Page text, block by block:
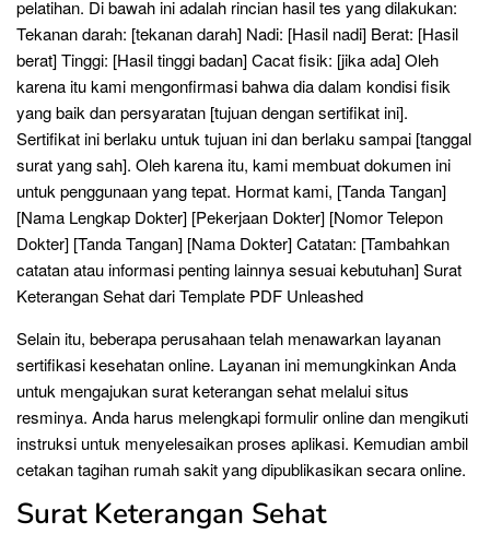
pelatihan. Di bawah ini adalah rincian hasil tes yang dilakukan:
Tekanan darah: [tekanan darah] Nadi: [Hasil nadi] Berat: [Hasil
berat] Tinggi: [Hasil tinggi badan] Cacat fisik: [jika ada] Oleh
karena itu kami mengonfirmasi bahwa dia dalam kondisi fisik
yang baik dan persyaratan [tujuan dengan sertifikat ini].
Sertifikat ini berlaku untuk tujuan ini dan berlaku sampai [tanggal
surat yang sah]. Oleh karena itu, kami membuat dokumen ini
untuk penggunaan yang tepat. Hormat kami, [Tanda Tangan]
[Nama Lengkap Dokter] [Pekerjaan Dokter] [Nomor Telepon
Dokter] [Tanda Tangan] [Nama Dokter] Catatan: [Tambahkan
catatan atau informasi penting lainnya sesuai kebutuhan] Surat
Keterangan Sehat dari Template PDF Unleashed
Selain itu, beberapa perusahaan telah menawarkan layanan
sertifikasi kesehatan online. Layanan ini memungkinkan Anda
untuk mengajukan surat keterangan sehat melalui situs
resminya. Anda harus melengkapi formulir online dan mengikuti
instruksi untuk menyelesaikan proses aplikasi. Kemudian ambil
cetakan tagihan rumah sakit yang dipublikasikan secara online.
Surat Keterangan Sehat